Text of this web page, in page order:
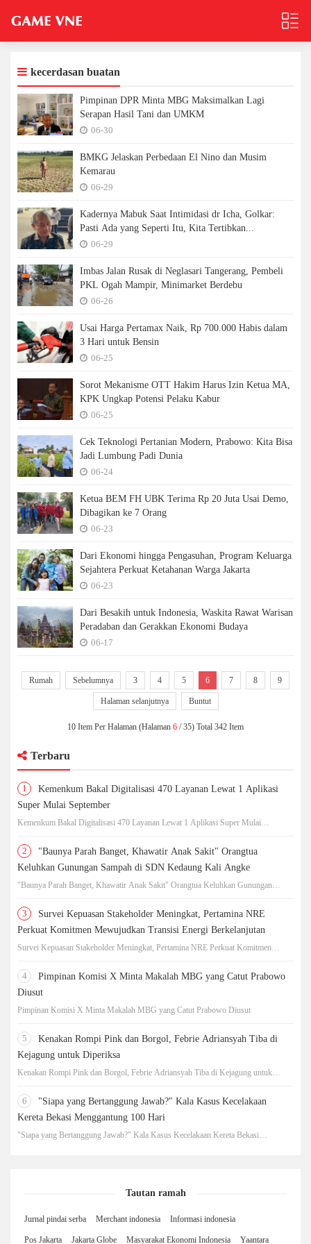
kecerdasan buatan
Pimpinan DPR Minta MBG Maksimalkan Lagi
Serapan Hasil Tani dan UMKM
06-30
BMKG Jelaskan Perbedaan El Nino dan Musim
Kemarau
06-29
Kadernya Mabuk Saat Intimidasi dr Icha, Golkar:
Pasti Ada yang Seperti Itu, Kita Tertibkan...
06-29
Imbas Jalan Rusak di Neglasari Tangerang, Pembeli
PKL Ogah Mampir, Minimarket Berdebu
06-26
Usai Harga Pertamax Naik, Rp 700.000 Habis dalam
3 Hari untuk Bensin
06-25
Sorot Mekanisme OTT Hakim Harus Izin Ketua MA,
KPK Ungkap Potensi Pelaku Kabur
06-25
Cek Teknologi Pertanian Modern, Prabowo: Kita Bisa
Jadi Lumbung Padi Dunia
06-24
Ketua BEM FH UBK Terima Rp 20 Juta Usai Demo,
Dibagikan ke 7 Orang
06-23
Dari Ekonomi hingga Pengasuhan, Program Keluarga
Sejahtera Perkuat Ketahanan Warga Jakarta
06-23
Dari Besakih untuk Indonesia, Waskita Rawat Warisan
Peradaban dan Gerakkan Ekonomi Budaya
06-17
Rumah Sebelumnya 3 4 5 6 7 8 9
Halaman selanjutnya Buntut
10 Item Per Halaman (Halaman 6 / 35) Total 342 Item
Terbaru
1
Kemenkum Bakal Digitalisasi 470 Layanan Lewat 1 Aplikasi
Super Mulai September
Kemenkum Bakal Digitalisasi 470 Layanan Lewat 1 Aplikasi Super Mulai
2
"Baunya Parah Banget, Khawatir Anak Sakit" Orangtua
Keluhkan Gunungan Sampah di SDN Kedaung Kali Angke
"Baunya Parah Banget, Khawatir Anak Sakit" Orangtua Keluhkan Gunungan
3
Survei Kepuasan Stakeholder Meningkat, Pertamina NRE
Perkuat Komitmen Mewujudkan Transisi Energi Berkelanjutan
Survei Kepuasan Stakeholder Meningkat, Pertamina NRE Perkuat Komitmen
4
Pimpinan Komisi X Minta Makalah MBG yang Catut Prabowo
Diusut
Pimpinan Komisi X Minta Makalah MBG yang Catut Prabowo Diusut
5
Kenakan Rompi Pink dan Borgol, Febrie Adriansyah Tiba di
Kejagung untuk Diperiksa
Kenakan Rompi Pink dan Borgol, Febrie Adriansyah Tiba di Kejagung untuk
6
"Siapa yang Bertanggung Jawab?" Kala Kasus Kecelakaan
Kereta Bekasi Menggantung 100 Hari
"Siapa yang Bertanggung Jawab?" Kala Kasus Kecelakaan Kereta Bekasi
Tautan ramah
Jurnal pindai serba Merchant indonesia Informasi indonesia
Pos Jakarta Jakarta Globe Masyarakat Ekonomi Indonesia Yaantara